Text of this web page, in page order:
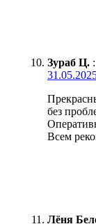
Зураб Ц. :
без
Всем
Лёня